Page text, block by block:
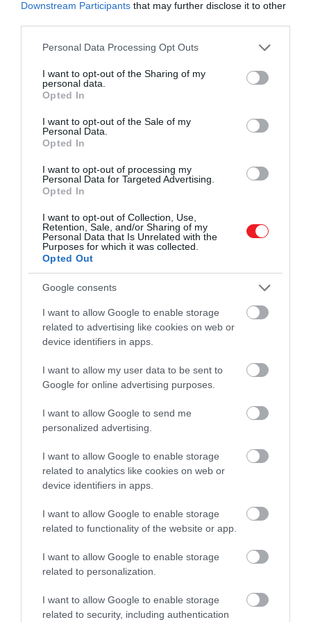
Downstream Participants that may further disclose it to other
Please note that this website/app uses one or more Google
not limited to your visit or usage behaviour. You may click to
grant or deny consent to Google and its third-party tags to
use your data for below specified purposes in below Google
consent section.
Personal Data Processing Opt Outs
I want to opt-out of the Sharing of my
personal data.
Opted In
I want to opt-out of the Sale of my
Personal Data.
Opted In
I want to opt-out of processing my
Personal Data for Targeted Advertising.
Opted In
I want to opt-out of Collection, Use,
Retention, Sale, and/or Sharing of my
Personal Data that Is Unrelated with the
Purposes for which it was collected.
Opted Out
Google consents
I want to allow Google to enable storage
related to advertising like cookies on web or
device identifiers in apps.
I want to allow my user data to be sent to
Google for online advertising purposes.
I want to allow Google to send me
personalized advertising.
I want to allow Google to enable storage
related to analytics like cookies on web or
device identifiers in apps.
I want to allow Google to enable storage
related to functionality of the website or app.
I want to allow Google to enable storage
related to personalization.
I want to allow Google to enable storage
related to security, including authentication
Adam Bartoszewicz/Unsplash
Hozzávalók 4 darab szendvics esetében:
2 teáskanál vaj
4 nagy tojás
4 szelet sajt
8 szelet pirított fehér kenyér
só és bors ízlés szerint
2 evőkanál majonéz
2 evőkanál ketchup
Na de hogyan készítsük el?
Először is, olvasszuk fel a vajat közepes-magas
hőfokon egy nagy serpenyőben. Ezután üssük
bele a tojásokat, és főzzük azokat a kívánt
tegyünk egy szelet sajtot mindegyik tojásra.
Fontos, hogy addig süssük az ételt, amíg a sajt
Ha kész, tegyük át tojásokat négy pirított
kenyérszeletre. Ízesítsük azokat sóval és borssal.
Ezután a másik négy kenyérszeletet kenjük
meg a majonézzel és a ketchuppal, végül pedig
szeleteket, és kész is a szendvics!